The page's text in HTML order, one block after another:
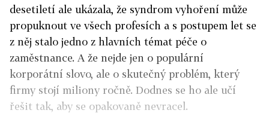
desetiletí ale ukázala, že syndrom vyhoření může
propuknout ve všech profesích a s postupem let se
z něj stalo jedno z hlavních témat péče o
zaměstnance. A že nejde jen o populární
korporátní slovo, ale o skutečný problém, který
firmy stojí miliony ročně. Dodnes se ho ale učí
řešit tak, aby se opakovaně nevracel.